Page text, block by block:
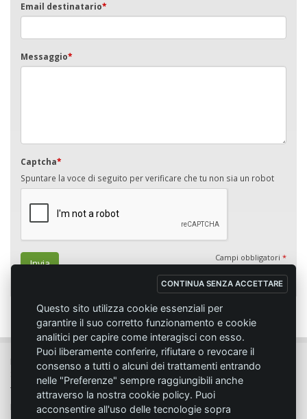
Email destinatario*
Messaggio*
Captcha*
Spuntare la voce di seguito per verificare che tu non sia un robot
Invia Campi obbligatori *
CONTINUA SENZA ACCETTARE
Questo sito utilizza cookie essenziali per
garantire il suo corretto funzionamento e cookie
analitici per capire come interagisci con esso.
Puoi liberamente conferire, rifiutare o revocare il
consenso a tutti o alcuni dei trattamenti entrando
nelle "Preferenze" sempre raggiungibili anche
attraverso la nostra cookie policy. Puoi
acconsentire all'uso delle tecnologie sopra
MC SPORT MARKET LODI - Via del Lavoro, 14 - 26817 SAN MARTINO IN
STRADA (LO)
Tel. 0371.432774 - Fax 0371.432775 - Email:info@emmecisport.com
P.IVA 06749350150 - Iscriz. Trib. Lodi n° 4287 - C.C.I.A.A. n° 1122943